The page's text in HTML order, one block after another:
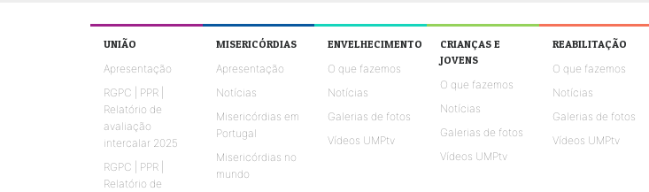
UNIÃO
Apresentação
RGPC | PPR |
Relatório de
avaliação
intercalar 2025
RGPC | PPR |
Relatório de
MISERICÓRDIAS
Apresentação
Notícias
Misericórdias em
Portugal
Misericórdias no
mundo
ENVELHECIMENTO
O que fazemos
Notícias
Galerias de fotos
Vídeos UMPtv
CRIANÇAS E
JOVENS
O que fazemos
Notícias
Galerias de fotos
Vídeos UMPtv
REABILITAÇÃO
O que fazemos
Notícias
Galerias de fotos
Vídeos UMPtv